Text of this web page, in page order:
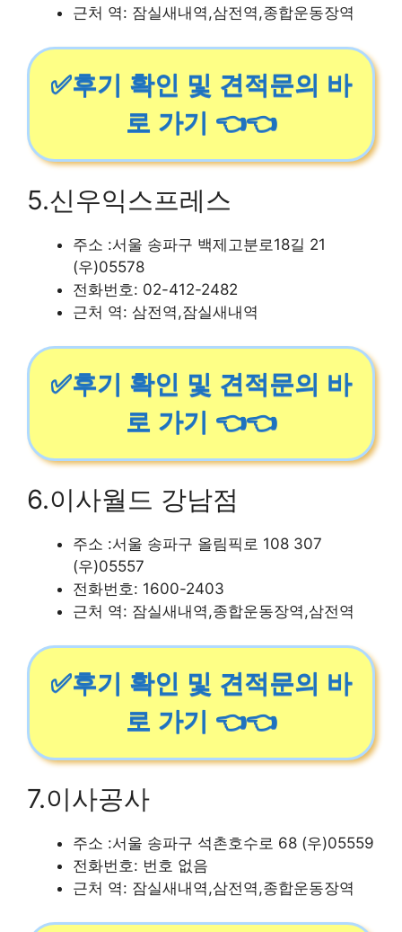
근처 역: 잠실새내역,삼전역,종합운동장역
✅후기 확인 및 견적문의 바
로 가기 👈👈
5.신우익스프레스
주소 :서울 송파구 백제고분로18길 21
(우)05578
전화번호: 02-412-2482
근처 역: 삼전역,잠실새내역
✅후기 확인 및 견적문의 바
로 가기 👈👈
6.이사월드 강남점
주소 :서울 송파구 올림픽로 108 307
(우)05557
전화번호: 1600-2403
근처 역: 잠실새내역,종합운동장역,삼전역
✅후기 확인 및 견적문의 바
로 가기 👈👈
7.이사공사
주소 :서울 송파구 석촌호수로 68 (우)05559
전화번호: 번호 없음
근처 역: 잠실새내역,삼전역,종합운동장역